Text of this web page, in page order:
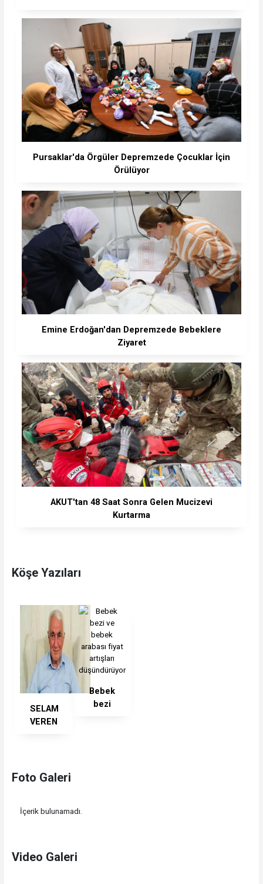
Pursaklar'da Örgüler Depremzede Çocuklar İçin
Örülüyor
Emine Erdoğan'dan Depremzede Bebeklere
Ziyaret
AKUT'tan 48 Saat Sonra Gelen Mucizevi
Kurtarma
Köşe Yazıları
SELAM
VEREN
Bebek
bezi
Foto Galeri
İçerik bulunamadı.
Video Galeri